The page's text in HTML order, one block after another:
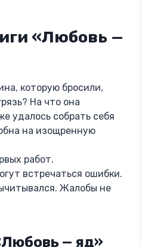
«Любовь —
которую бросили,
На что она
удалось собрать себя
на изощренную
работ.
встречаться ошибки.
Жалобы не
— яд»